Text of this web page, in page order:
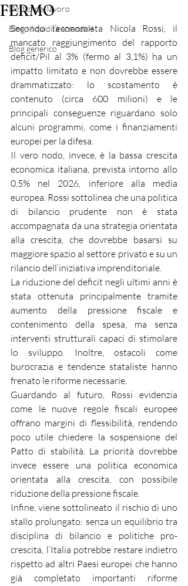
Diritto del lavoro
Blog - liquidità aziendale
Blog generico
FERMO
Secondo l’economista Nicola Rossi, il
mancato raggiungimento del rapporto
deficit/Pil al 3% (fermo al 3,1%) ha un
impatto limitato e non dovrebbe essere
drammatizzato: lo scostamento è
contenuto (circa 600 milioni) e le
principali conseguenze riguardano solo
alcuni programmi, come i finanziamenti
europei per la difesa.
Il vero nodo, invece, è la bassa crescita
economica italiana, prevista intorno allo
0,5% nel 2026, inferiore alla media
europea. Rossi sottolinea che una politica
di bilancio prudente non è stata
accompagnata da una strategia orientata
alla crescita, che dovrebbe basarsi su
maggiore spazio al settore privato e su un
rilancio dell’iniziativa imprenditoriale.
La riduzione del deficit negli ultimi anni è
stata ottenuta principalmente tramite
aumento della pressione fiscale e
contenimento della spesa, ma senza
interventi strutturali capaci di stimolare
lo sviluppo. Inoltre, ostacoli come
burocrazia e tendenze stataliste hanno
frenato le riforme necessarie.
Guardando al futuro, Rossi evidenzia
come le nuove regole fiscali europee
offrano margini di flessibilità, rendendo
poco utile chiedere la sospensione del
Patto di stabilità. La priorità dovrebbe
invece essere una politica economica
orientata alla crescita, con possibile
riduzione della pressione fiscale.
Infine, viene sottolineato il rischio di uno
stallo prolungato: senza un equilibrio tra
disciplina di bilancio e politiche pro-
crescita, l’Italia potrebbe restare indietro
rispetto ad altri Paesi europei che hanno
già completato importanti riforme